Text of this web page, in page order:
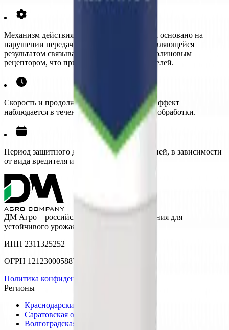
Механизм действия:
Действие тиаклоприда основано на
нарушении передачи нервного импульса, являющейся
результатом связывания с никотин-ацетилхолиновым
рецептором, что приводит к гибели вредителей.
Скорость и продолжительность действия: Эффект
наблюдается в течение первых часов после обработки.
Период защитного действия:
От 15 до 30 дней, в зависимости
от вида вредителя и погодных условий.
ДМ Агро – российские семена, СЗР и решения для
устойчивого урожая.
ИНН 2311325252
ОГРН 1212300058871
Политика конфиденциальности
Регионы
Краснодарский край
Саратовская область
Волгоградская область